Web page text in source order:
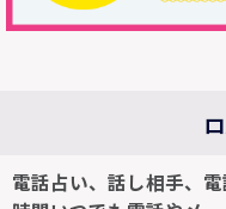
電話占い、話し相手、